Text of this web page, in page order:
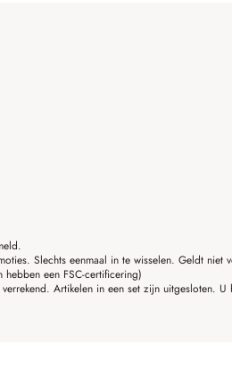
Slechts eenmaal in te wisselen. Geldt
een FSC-certificering)
Artikelen in een set zijn uitgesloten.